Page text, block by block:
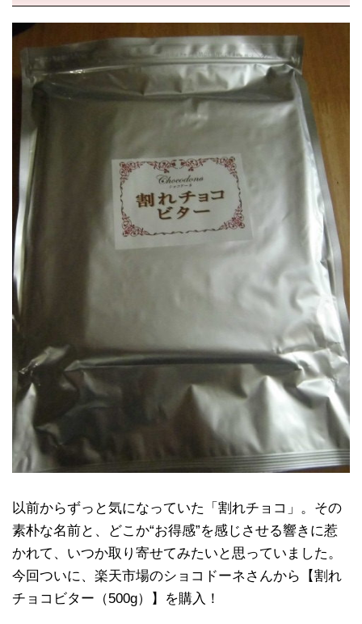
以前からずっと気になっていた「割れチョコ」。その
素朴な名前と、どこか“お得感”を感じさせる響きに惹
かれて、いつか取り寄せてみたいと思っていました。
今回ついに、楽天市場のショコドーネさんから【割れ
チョコビター（500g）】を購入！